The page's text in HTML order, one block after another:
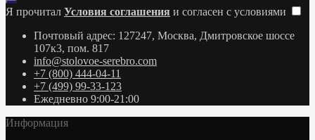
Я прочитал Условия соглашения и согласен с условиями
Почтовый адрес: 127247, Москва, Дмитровское шоссе
107к3, пом. 817
info@stolovoe-serebro.com
+7 (800) 444-04-11
+7 (499) 99-33-123
Ежедневно 9:00-21:00
Информация